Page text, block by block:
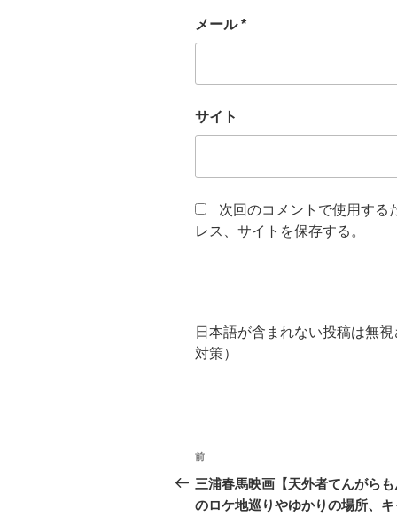
メール*
サイト
次回のコメントで使用する
レス、サイトを保存する。
日本語が含まれない投稿は無
対策）
投
稿
過
去
の
前
三浦春馬映画【天外者てんがらも
のロケ地巡りやゆかりの場所、キ